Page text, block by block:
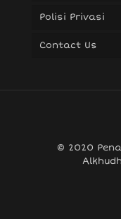
Polisi Privasi
Contact Us
© 2020